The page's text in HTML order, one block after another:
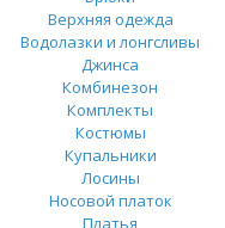
Верхняя одежда
Водолазки и лонгсливы
Джинса
Комбинезон
Комплекты
Костюмы
Купальники
Лосины
Носовой платок
Платья